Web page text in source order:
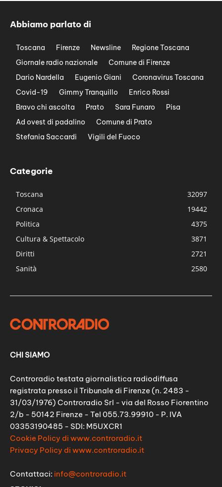
Abbiamo parlato di
Toscana Firenze Newsline
Regione Toscana
Giornale radio nazionale
Comune di Firenze
Dario Nardella
Eugenio Giani
Coronavirus Toscana
Covid-19
Gimmy Tranquillo
Enrico Rossi
Bravo chi ascolta
Prato Sara Funaro
Pisa
Ad ovest di padalino
Comune di Prato
Stefania Saccardi
Vigili del Fuoco
Categorie
Toscana
32097
Cronaca
19442
Politica
4375
Cultura & Spettacolo
3871
Diritti
2721
Sanità
2580
CHI SIAMO
Controradio testata giornalistica radiodiffusa
registrata presso il Tribunale di Firenze (n. 2483 -
31/03/1976) Controradio Srl - via del Rosso Fiorentino
2/b - 50142 Firenze - Tel 055.73.99910 - P. IVA
03353190485 - SDI: M5UXCR1
Cookie Policy di www.controradio.it
Privacy Policy di www.controradio.it
Contattaci: info@controradio.it